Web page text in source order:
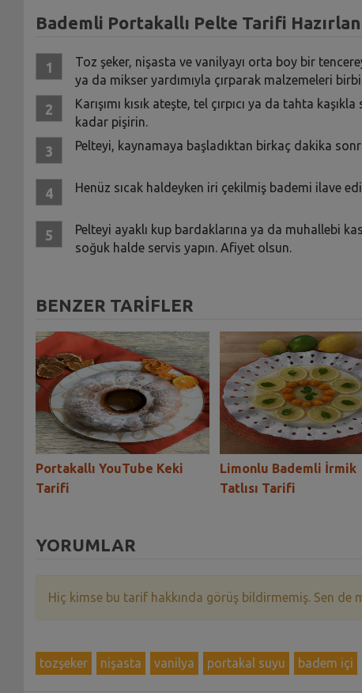
Bademli Portakallı Pelte Tarifi
Toz şeker, nişasta ve vanilyayı orta boy bir
ya da mikser yardımıyla çırparak malzemeleri
Karışımı kısık ateşte, tel çırpıcı ya da tahta
kadar pişirin.
Pelteyi, kaynamaya başladıktan birkaç dakika
Henüz sıcak haldeyken iri çekilmiş bademi ilave
Pelteyi ayaklı kup bardaklarına ya da muhallebi
soğuk halde servis yapın. Afiyet olsun.
BENZER TARİFLER
Portakallı YouTube Keki
Tarifi
Limonlu Bademli İrmik
Tatlısı Tarifi
YORUMLAR
Hiç kimse bu tarif hakkında görüş bildirmemiş. Sen de
tozşeker nişasta vanilya portakal suyu badem içi